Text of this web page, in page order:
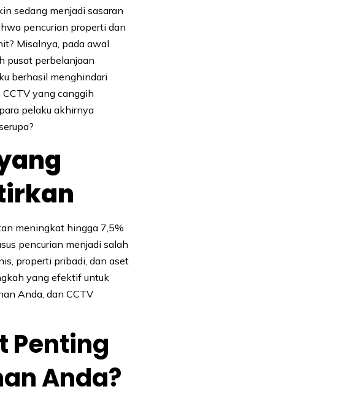
sedang menjadi sasaran
pencurian properti dan
Misalnya, pada awal
pusat perbelanjaan
berhasil menghindari
yang canggih
pelaku akhirnya
meningkat hingga 7,5%
pencurian menjadi salah
properti pribadi, dan aset
yang efektif untuk
Anda, dan CCTV
Penting
Anda?